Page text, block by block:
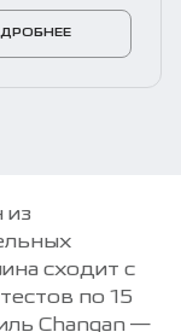
из
сходит с
по 15
Changan —